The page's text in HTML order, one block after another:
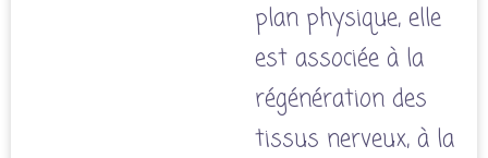
plan physique, elle
est associée à la
régénération des
tissus nerveux, à la